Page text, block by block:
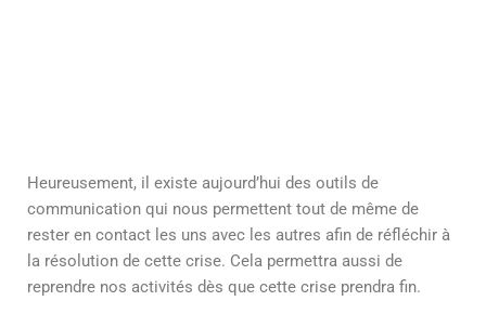
Heureusement, il existe aujourd’hui des outils de
communication qui nous permettent tout de même de
rester en contact les uns avec les autres afin de réfléchir à
la résolution de cette crise. Cela permettra aussi de
reprendre nos activités dès que cette crise prendra fin.